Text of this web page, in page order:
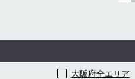
大阪府全エリア